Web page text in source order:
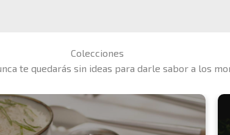
Colecciones
te quedarás sin ideas para darle sabor a los